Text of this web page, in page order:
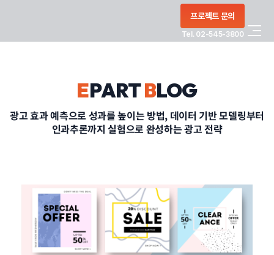
프로젝트 문의
Tel. 02-545-3800
PORTFOLIO
CONTACT
정부지원사업
EPARTBLOG
광고 효과 예측으로 성과를 높이는 방법, 데이터 기반 모델링부터
인과추론까지 실험으로 완성하는 광고 전략